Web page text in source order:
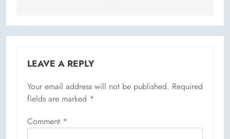
LEAVE A REPLY
Your email address will not be published. Required
fields are marked *
Comment *